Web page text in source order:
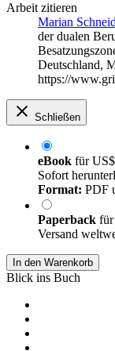
Arbeit zitieren
Marian
der dualen
Deutschland,
https://
Schließen
eBook für
Sofort
Format: PDF
Paperback für
Versand
In den Warenkorb
Blick ins Buch